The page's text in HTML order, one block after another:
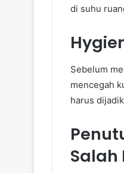
di suhu
Sebelum
mencegah
harus
Salah